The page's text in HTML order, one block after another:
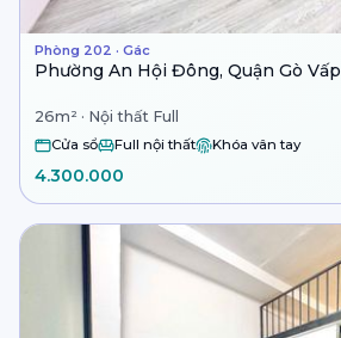
Phòng 202 · Gác
Phường An Hội Đông, Quận Gò Vấp
26m² · Nội thất Full
Cửa sổ Full nội thất Khóa vân tay
4.300.000